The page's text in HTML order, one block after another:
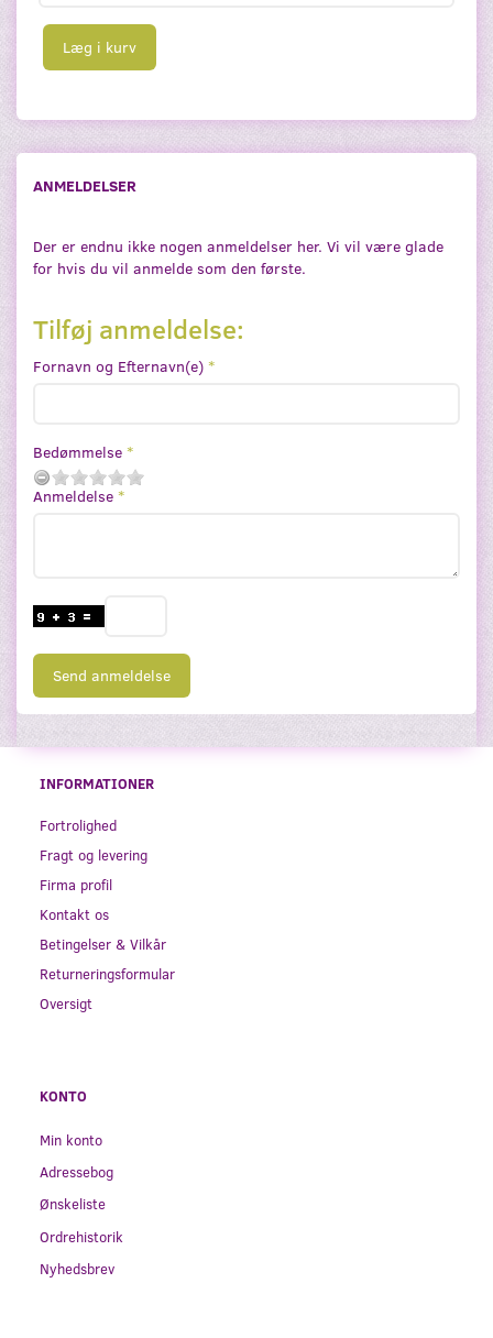
Læg i kurv
ANMELDELSER
Der er endnu ikke nogen anmeldelser her. Vi vil være glade
for hvis du vil anmelde som den første.
Tilføj anmeldelse:
Fornavn og Efternavn(e)
Bedømmelse
Anmeldelse
Send anmeldelse
INFORMATIONER
Fortrolighed
Fragt og levering
Firma profil
Kontakt os
Betingelser & Vilkår
Returneringsformular
Oversigt
KONTO
Min konto
Adressebog
Ønskeliste
Ordrehistorik
Nyhedsbrev